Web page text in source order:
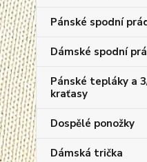
Pánské spodní
Dámské spodní
Pánské tepláky a
kraťasy
Dospělé ponožky
Dámská trička